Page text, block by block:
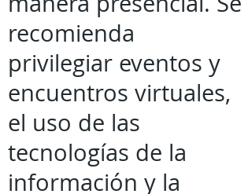
recomienda
privilegiar eventos y
encuentros virtuales,
el uso de las
tecnologías de la
información y la